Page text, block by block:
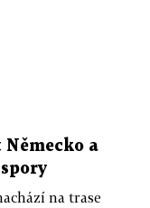
a
na trase